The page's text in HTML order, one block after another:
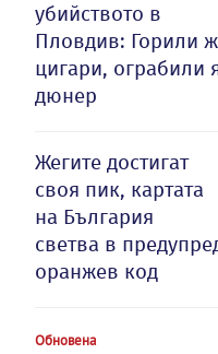
убийството в
Пловдив: Горили
цигари, ограбили
дюнер
Жегите достигат
своя пик, картата
на България
светва в
оранжев код
Обновена